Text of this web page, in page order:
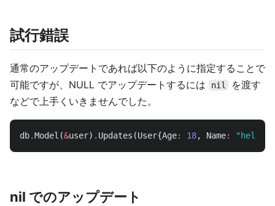
試行錯誤
通常のアップデートであれば以下のように指定することで
可能ですが、NULL でアップデートするには
nil
を渡す
などで上手くいきませんでした。
db.Model (&user) . Updates (User{Age: 18, Name: "hello"
nil でのアップデート